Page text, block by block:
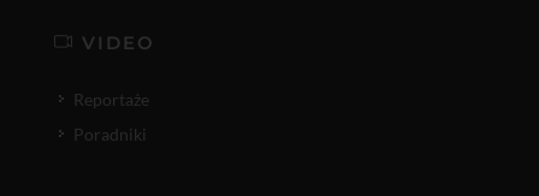
VIDEO
Reportaże
Poradniki